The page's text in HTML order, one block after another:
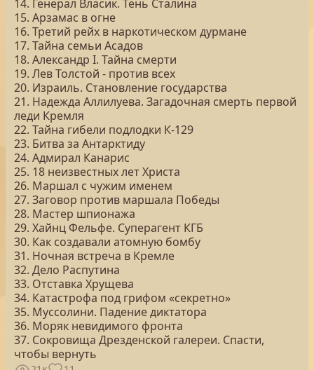
14. Генерал Власик. Тень Сталина
15. Арзамас в огне
16. Третий рейх в наркотическом дурмане
17. Тайна семьи Асадов
18. Александр I. Тайна смерти
19. Лев Толстой - против всех
20. Израиль. Становление государства
21. Надежда Аллилуева. Загадочная смерть первой
леди Кремля
22. Тайна гибели подлодки К-129
23. Битва за Антарктиду
24. Адмирал Канарис
25. 18 неизвестных лет Христа
26. Маршал с чужим именем
27. Заговор против маршала Победы
28. Мастер шпионажа
29. Хайнц Фельфе. Суперагент КГБ
30. Как создавали атомную бомбу
31. Ночная встреча в Кремле
32. Дело Распутина
33. Отставка Хрущева
34. Катастрофа под грифом «секретно»
35. Муссолини. Падение диктатора
36. Моряк невидимого фронта
37. Сокровища Дрезденской галереи. Спасти,
чтобы вернуть